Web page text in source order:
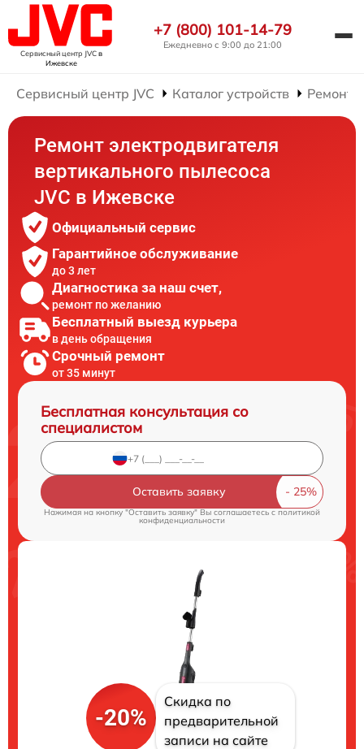
Сервисный центр JVCв
Ижевске
+7 (800) 101-14-79
Ежедневно с 9:00 до 21:00
Сервисный центр JVC Каталог устройств Ремонт
Ремонт электродвигателя
вертикального пылесоса
JVC в Ижевске
Официальный сервис
Гарантийное обслуживание
до 3 лет
Диагностика за наш счет,
ремонт по желанию
Бесплатный выезд курьера
в день обращения
Срочный ремонт
от 35 минут
Бесплатная консультация со
специалистом
Оставить заявку
Нажимая на кнопку "Оставить заявку" Вы соглашаетесь cполитикой
конфиденциальности
-20%
Скидка по
предварительной
записи на сайте